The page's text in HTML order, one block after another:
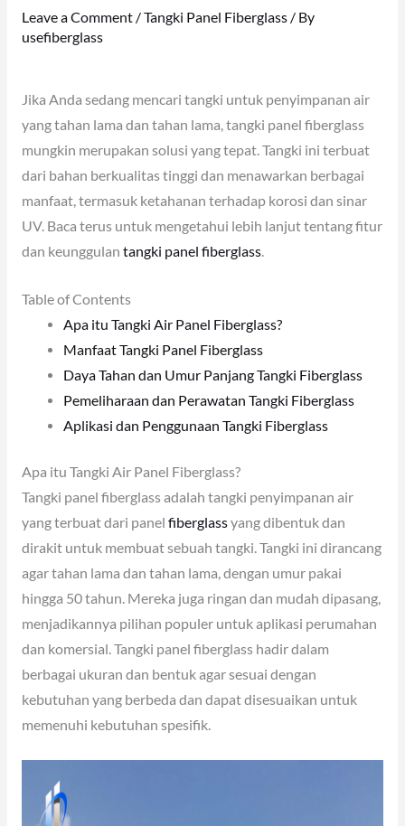
Leave a Comment /Tangki Panel Fiberglass/ By
usefiberglass
Jika Anda sedang mencari tangki untuk penyimpanan air
yang tahan lama dan tahan lama, tangki panel fiberglass
mungkin merupakan solusi yang tepat. Tangki ini terbuat
dari bahan berkualitas tinggi dan menawarkan berbagai
manfaat, termasuk ketahanan terhadap korosi dan sinar
UV. Baca terus untuk mengetahui lebih lanjut tentang fitur
dan keunggulan tangki panel fiberglass.
Table of Contents
Apa itu Tangki Air Panel Fiberglass?
Manfaat Tangki Panel Fiberglass
Daya Tahan dan Umur Panjang Tangki Fiberglass
Pemeliharaan dan Perawatan Tangki Fiberglass
Aplikasi dan Penggunaan Tangki Fiberglass
Apa itu Tangki Air Panel Fiberglass?
Tangki panel fiberglass adalah tangki penyimpanan air
yang terbuat dari panel fiberglassyang dibentuk dan
dirakit untuk membuat sebuah tangki. Tangki ini dirancang
agar tahan lama dan tahan lama, dengan umur pakai
hingga 50 tahun. Mereka juga ringan dan mudah dipasang,
menjadikannya pilihan populer untuk aplikasi perumahan
dan komersial. Tangki panel fiberglass hadir dalam
berbagai ukuran dan bentuk agar sesuai dengan
kebutuhan yang berbeda dan dapat disesuaikan untuk
memenuhi kebutuhan spesifik.